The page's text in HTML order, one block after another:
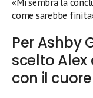
come sarebbe
Per Ashby
scelto
con il cuore